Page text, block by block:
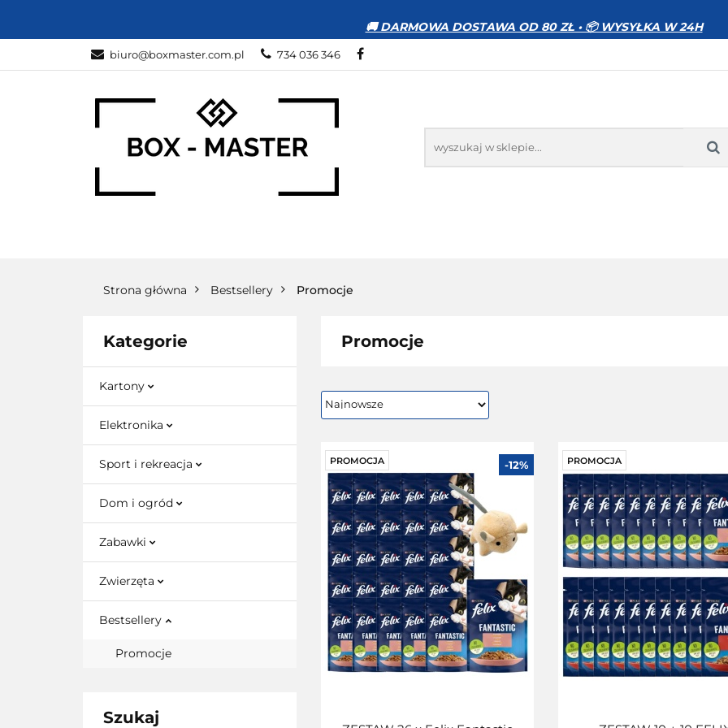
🚚 DARMOWA DOSTAWA OD 80 ZŁ • 📦 WYSYŁKA W 24H
biuro@boxmaster.com.pl 734 036 346
ZWIERZĘTA DOM I OGRÓD ELEKTRONIKA
SPORT PROMOCJE
Strona główna Bestsellery Promocje
Kategorie
Kartony
Elektronika
Sport i rekreacja
Dom i ogród
Zabawki
Zwierzęta
Bestsellery
Promocje
Szukaj
Promocje
PROMOCJA -12% PROMOCJA